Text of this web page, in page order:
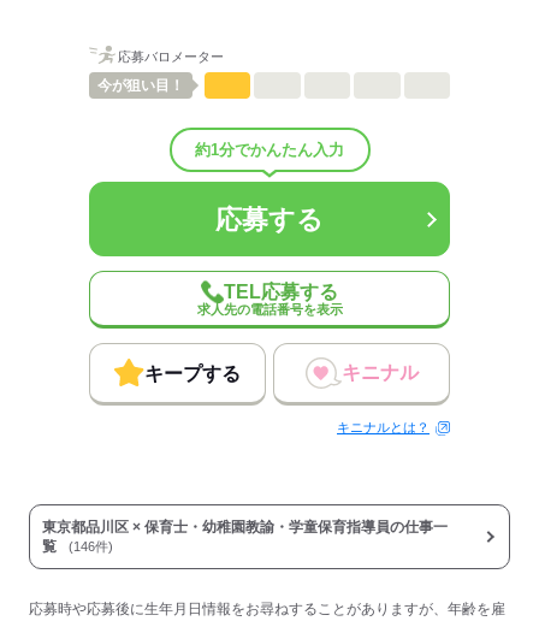
配属先部署：
公立保育園でのお仕事です！保育補助業務を行っていただきます。
医療・介護・福祉関連
公立/認可保育園（自治体）
応募する
応募バロメーター
今が狙い目！
約1分でかんたん入力
応募する
TEL応募する
求人先の電話番号を表示
キープする キニナル
キニナルとは？
東京都品川区 × 保育士・幼稚園教諭・学童保育指導員の仕事一
覧
(146件)
応募時や応募後に生年月日情報をお尋ねすることがありますが、年齢を雇